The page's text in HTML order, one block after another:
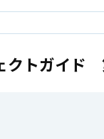
クトガイ